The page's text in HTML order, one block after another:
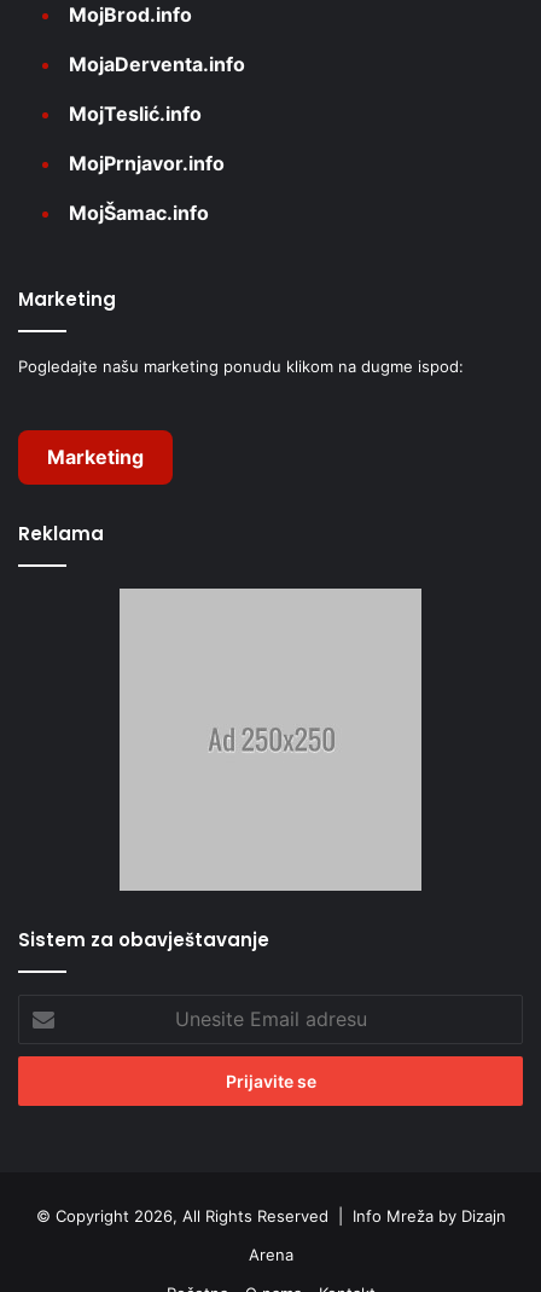
MojBrod.info
MojaDerventa.info
MojTeslić.info
MojPrnjavor.info
MojŠamac.info
Marketing
Pogledajte našu marketing ponudu klikom na dugme ispod:
Marketing
Reklama
Sistem za obavještavanje
Email
adresu
© Copyright 2026, All Rights Reserved | Info Mreža by Dizajn
Arena